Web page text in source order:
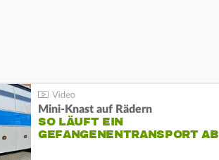
Mini-Knast auf Rädern
SO LÄUFT EIN
GEFANGENENTRANSPORT AB